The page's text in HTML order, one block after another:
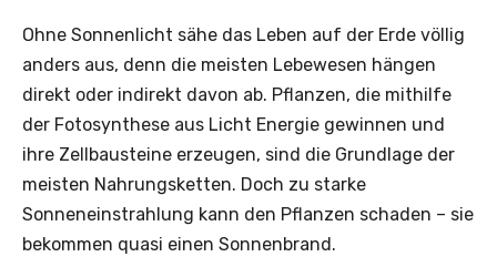
Ohne Sonnenlicht sähe das Leben auf der Erde völlig
anders aus, denn die meisten Lebewesen hängen
direkt oder indirekt davon ab. Pflanzen, die mithilfe
der Fotosynthese aus Licht Energie gewinnen und
ihre Zellbausteine erzeugen, sind die Grundlage der
meisten Nahrungsketten. Doch zu starke
Sonneneinstrahlung kann den Pflanzen schaden – sie
bekommen quasi einen Sonnenbrand.